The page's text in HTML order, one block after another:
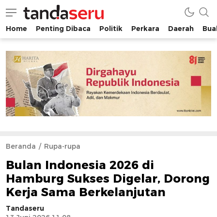
tandaseru.com | Penting Dibaca
tandaseru.com
Home Penting Dibaca Politik Perkara Daerah
Beranda Rupa-rupa
Bulan Indonesia 2026 di
Hamburg Sukses Digelar, Dorong
Kerja Sama Berkelanjutan
Tandaseru